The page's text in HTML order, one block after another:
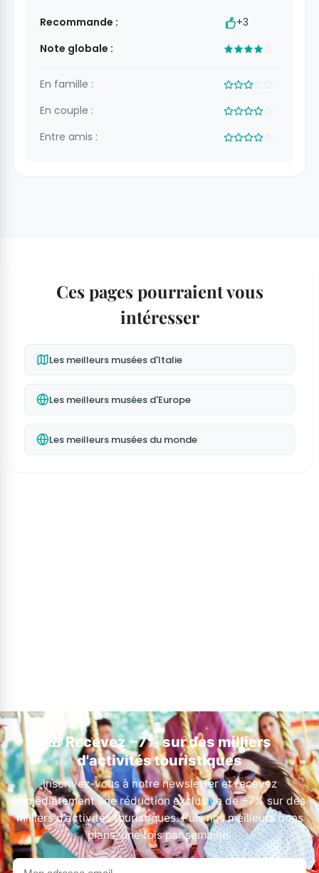
Recommande :
+3
Note globale :
En famille :
En couple :
Entre amis :
Ces pages pourraient vous
intéresser
Les meilleurs musées d'Italie
Les meilleurs musées d'Europe
Les meilleurs musées du monde
🎁 Recevez −7% sur des milliers
d'activités touristiques
Inscrivez-vous à notre newsletter et recevez
immédiatement une réduction exclusive de −7% sur des
milliers d'activités touristiques. Puis nos meilleurs bons
plans, une fois par semaine.
Votre